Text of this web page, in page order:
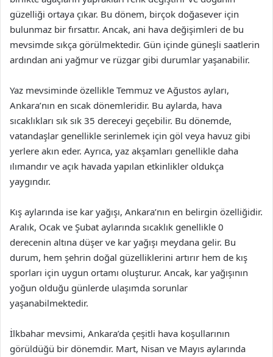
güzelliği ortaya çıkar. Bu dönem, birçok doğasever için
bulunmaz bir fırsattır. Ancak, ani hava değişimleri de bu
mevsimde sıkça görülmektedir. Gün içinde güneşli saatlerin
ardından ani yağmur ve rüzgar gibi durumlar yaşanabilir.
Yaz mevsiminde özellikle Temmuz ve Ağustos ayları,
Ankara’nın en sıcak dönemleridir. Bu aylarda, hava
sıcaklıkları sık sık 35 dereceyi geçebilir. Bu dönemde,
vatandaşlar genellikle serinlemek için göl veya havuz gibi
yerlere akın eder. Ayrıca, yaz akşamları genellikle daha
ılımandır ve açık havada yapılan etkinlikler oldukça
yaygındır.
Kış aylarında ise kar yağışı, Ankara’nın en belirgin özelliğidir.
Aralık, Ocak ve Şubat aylarında sıcaklık genellikle 0
derecenin altına düşer ve kar yağışı meydana gelir. Bu
durum, hem şehrin doğal güzelliklerini artırır hem de kış
sporları için uygun ortamı oluşturur. Ancak, kar yağışının
yoğun olduğu günlerde ulaşımda sorunlar
yaşanabilmektedir.
İlkbahar mevsimi, Ankara’da çeşitli hava koşullarının
görüldüğü bir dönemdir. Mart, Nisan ve Mayıs aylarında